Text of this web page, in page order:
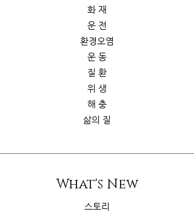
화 재
운 전
환경오염
운 동
질 환
위 생
해 충
삶의 질
What's New
스토리